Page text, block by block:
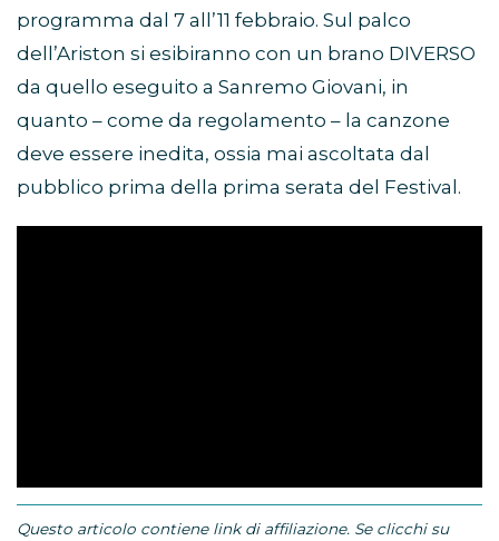
programma dal 7 all’11 febbraio. Sul palco
dell’Ariston si esibiranno con un brano DIVERSO
da quello eseguito a Sanremo Giovani, in
quanto – come da regolamento – la canzone
deve essere inedita, ossia mai ascoltata dal
pubblico prima della prima serata del Festival.
Questo articolo contiene link di affiliazione. Se clicchi su